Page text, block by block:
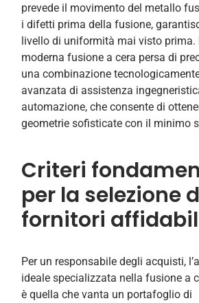
prevede il movimento del metallo
i difetti prima della fusione,
livello di uniformità mai visto prima.
moderna fusione a cera persa di
una combinazione
avanzata di assistenza
automazione, che consente di
geometrie sofisticate con il minimo
Criteri
per la selezione
fornitori
Per un responsabile degli acquisti,
ideale specializzata nella fusione a
è quella che vanta un portafoglio di